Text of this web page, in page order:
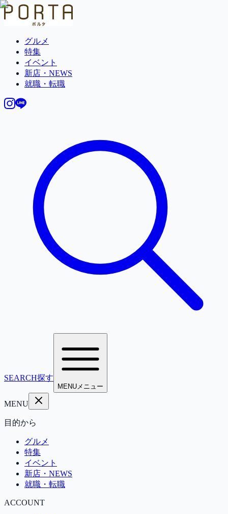
グルメ
特集
イベント
新店・NEWS
就職・転職
SEARCH探す
MENUメニュー
MENU
目的から
グルメ
特集
イベント
新店・NEWS
就職・転職
ACCOUNT